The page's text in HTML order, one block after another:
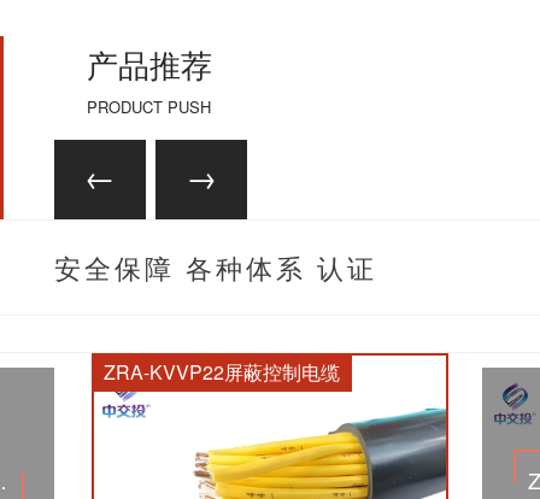
产品推荐
PRODUCT PUSH
安全保障 各种体系 认证
电缆
ZRA-KVVP22屏蔽控制电缆